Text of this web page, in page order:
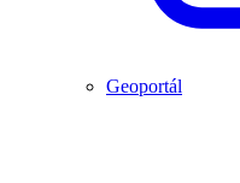
Geoportál